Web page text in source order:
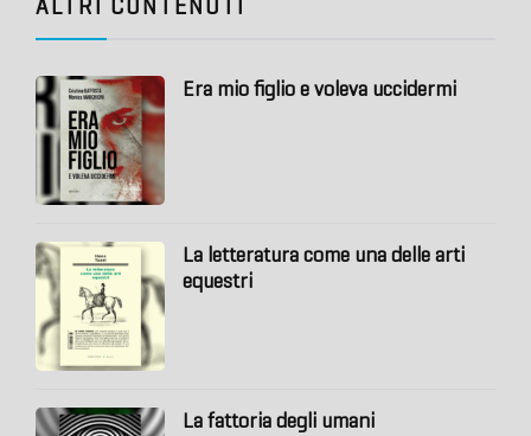
ALTRI CONTENUTI
Era mio figlio e voleva uccidermi
La letteratura come una delle arti
equestri
La fattoria degli umani